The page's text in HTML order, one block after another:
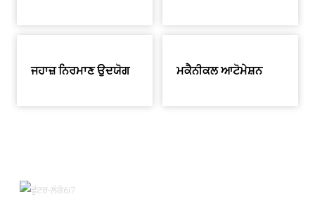
ਜਹਾਜ਼ ਨਿਰਮਾਣ ਉਦਯੋਗ ਮਕੈਨੀਕਲ ਆਟੋਮੇਸ਼ਨ